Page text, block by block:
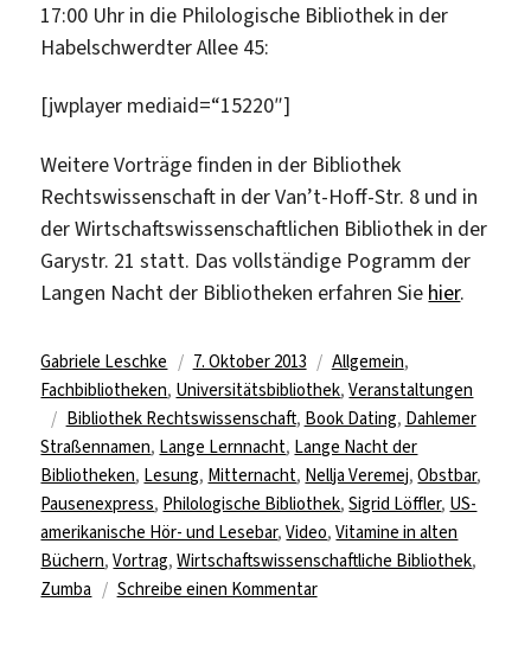
17:00 Uhr in die Philologische Bibliothek in der
Habelschwerdter Allee 45:
[jwplayer mediaid=“15220″]
Weitere Vorträge finden in der Bibliothek
Rechtswissenschaft in der Van’t-Hoff-Str. 8 und in
der Wirtschaftswissenschaftlichen Bibliothek in der
Garystr. 21 statt. Das vollständige Pogramm der
Langen Nacht der Bibliotheken erfahren Sie hier.
Autor
Gabriele Leschke
Veröffentlicht
am
7. Oktober 2013 Kategorien
Allgemein,
Fachbibliotheken, Universitätsbibliothek,Veranstaltungen
Schlagwörter
Bibliothek Rechtswissenschaft, Book Dating, Dahlemer
Straßennamen, Lange Lernnacht, Lange Nacht der
Bibliotheken, Lesung, Mitternacht, Nellja Veremej,Obstbar,
Pausenexpress, Philologische Bibliothek,Sigrid Löffler, US-
amerikanische Hör- und Lesebar,Video,Vitamine in alten
Büchern,Vortrag,Wirtschaftswissenschaftliche Bibliothek,
Zumba
Schreibe einen Kommentarzu